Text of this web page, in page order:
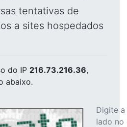
tentativas de
a sites hospedados
do IP 216.73.216.36,
abaixo.
Digite
lado no